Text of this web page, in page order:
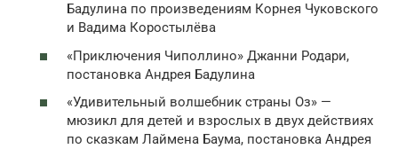
Бадулина по произведениям Корнея Чуковского
и Вадима Коростылёва
«Приключения Чиполлино» Джанни Родари,
постановка Андрея Бадулина
«Удивительный волшебник страны Оз» —
мюзикл для детей и взрослых в двух действиях
по сказкам Лаймена Баума, постановка Андрея